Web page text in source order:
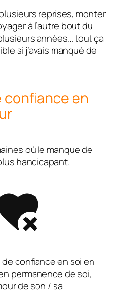
reprises, monter
à l’autre bout du
années… tout ça
si j’avais manqué de
confiance en
où le manque de
handicapant.
de confiance en soi en
permanence de soi,
de son / sa